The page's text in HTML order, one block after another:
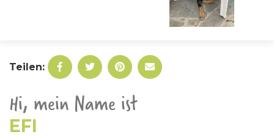
Teilen:
Hi, mein Name ist
EFI